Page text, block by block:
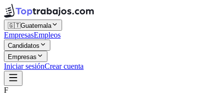
🇬🇹Guatemala
EmpresasEmpleos
Candidatos
Empresas
Iniciar sesiónCrear cuenta
F